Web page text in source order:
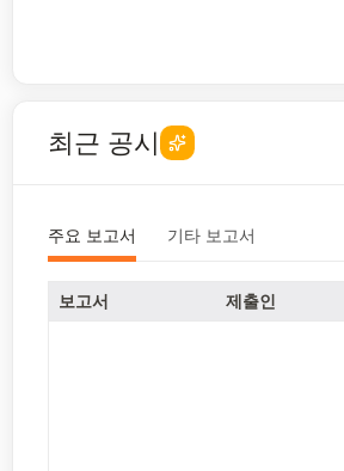
최근 공시
주요 보고서 기타 보고서
보고서 제출인